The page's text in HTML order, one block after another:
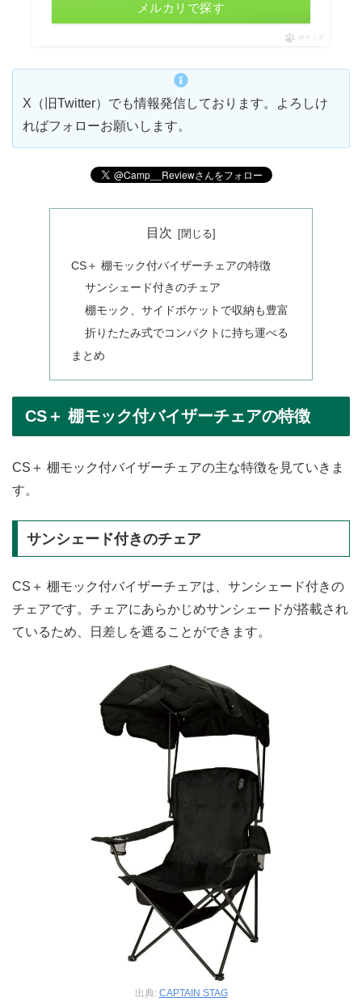
メルカリで探す
ポチップ
X（旧Twitter）でも情報発信しております。よろしけ
ればフォローお願いします。
目次
CS＋ 棚モック付バイザーチェアの特徴
サンシェード付きのチェア
棚モック、サイドポケットで収納も豊富
折りたたみ式でコンパクトに持ち運べる
まとめ
CS＋ 棚モック付バイザーチェアの特徴
CS＋ 棚モック付バイザーチェアの主な特徴を見ていきま
す。
サンシェード付きのチェア
CS＋ 棚モック付バイザーチェアは、サンシェード付きの
チェアです。チェアにあらかじめサンシェードが搭載され
ているため、日差しを遮ることができます。
出典: CAPTAIN STAG